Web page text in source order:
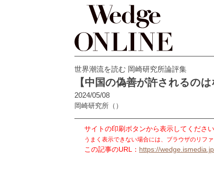
世界潮流を読む 岡崎研究所論評集
【中国の偽善が許されるの
2024/05/08
岡崎研究所 （）
サイトの印刷ボタンから表示してください
うまく表示できない場合には、ブラウザのリフ
この記事のURL： https://